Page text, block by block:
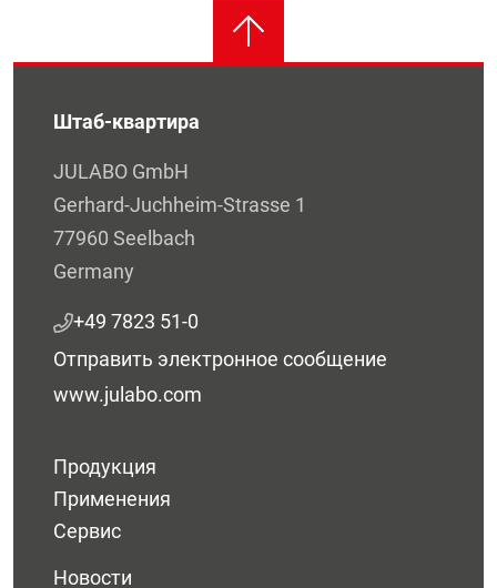
Штаб-квартира
JULABO GmbH
Gerhard-Juchheim-Strasse 1
77960 Seelbach
Germany
+49 7823 51-0
Отправить электронное сообщение
www.julabo.com
Продукция
Применения
Сервис
Новости